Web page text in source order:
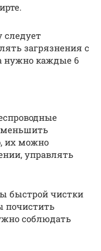
загрязнения с
нужно каждые 6
их можно
управлять
быстрой чистки
почистить
соблюдать